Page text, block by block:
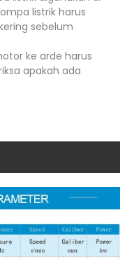
listrik harus
sebelum
ke arde harus
apakah ada